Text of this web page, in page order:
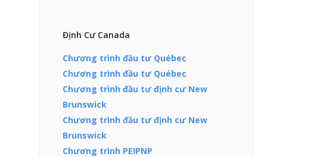
Định Cư Canada
Chương trình đầu tư Québec
Chương trình đầu tư Québec
Chương trình đầu tư định cư New
Brunswick
Chương trình đầu tư định cư New
Brunswick
Chương trình PEIPNP